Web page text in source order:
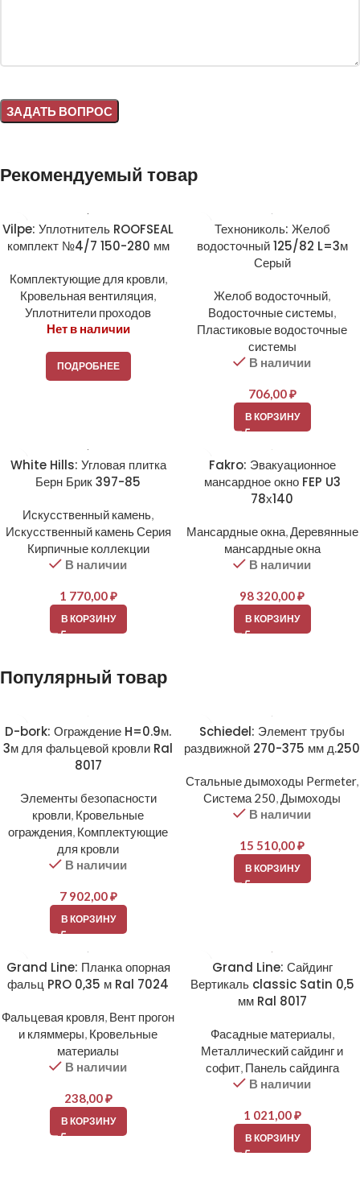
Рекомендуемый товар
Vilpe: Уплотнитель ROOFSEAL
комплект №4/7 150-280 мм
Комплектующие для кровли,
Кровельная вентиляция,
Уплотнители проходов
Нет в наличии
ПОДРОБНЕЕ
Технониколь: Желоб
водосточный 125/82 L=3м
Серый
Желоб водосточный,
Водосточные системы,
Пластиковые водосточные
системы
В наличии
706,00₽
В КОРЗИНУ
White Hills: Угловая плитка
Берн Брик 397-85
Искусственный камень,
Искусственный камень Серия
Кирпичные коллекции
В наличии
1 770,00₽
В КОРЗИНУ
Fakro: Эвакуационное
мансардное окно FEP U3
78х140
Мансардные окна,Деревянные
мансардные окна
В наличии
98 320,00₽
В КОРЗИНУ
Популярный товар
D-bork: Ограждение H=0.9м.
3м для фальцевой кровли Ral
8017
Элементы безопасности
кровли, Кровельные
ограждения, Комплектующие
для кровли
В наличии
7 902,00₽
В КОРЗИНУ
Schiedel: Элемент трубы
раздвижной 270-375 мм д.250
Стальные дымоходы Permeter,
Система 250,Дымоходы
В наличии
15 510,00₽
В КОРЗИНУ
Grand Line: Планка опорная
фальц PRO 0,35 м Ral 7024
Фальцевая кровля, Вент прогон
и кляммеры, Кровельные
материалы
В наличии
238,00₽
В КОРЗИНУ
Grand Line: Сайдинг
Вертикаль classic Satin 0,5
мм Ral 8017
Фасадные материалы,
Металлический сайдинг и
софит, Панель сайдинга
В наличии
1 021,00₽
В КОРЗИНУ